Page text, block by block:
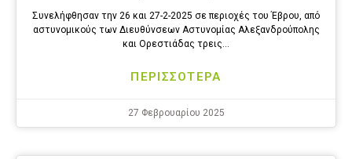
Συνελήφθησαν την 26 και 27-2-2025 σε περιοχές του Έβρου, από
αστυνομικούς των Διευθύνσεων Αστυνομίας Αλεξανδρούπολης
και Ορεστιάδας τρεις…
ΠΕΡΙΣΣΟΤΕΡΑ
27 Φεβρουαρίου 2025